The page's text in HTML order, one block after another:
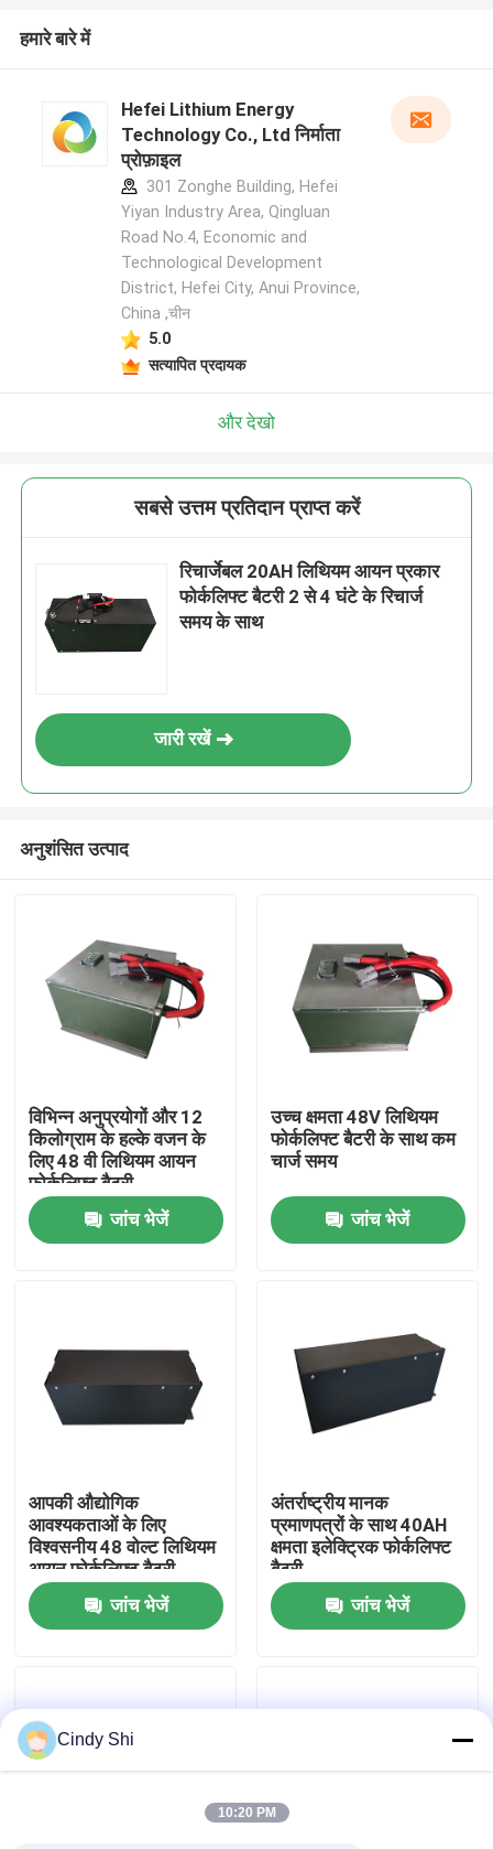
हमारे बारे में
कारखाना भ्रमण
गुणवत्ता नियंत्रण
एक उद्धरण का अनुरोध करें
फोर्कलिफ्ट लिथियम बैटरी
48 वोल्ट लिथियम आयन फोर्कलिफ्ट बैटरी
हमारे बारे में
Hefei Lithium Energy
Technology Co., Ltd निर्माता
प्रोफ़ाइल
301 Zonghe Building, Hefei
Yiyan Industry Area, Qingluan
Road No.4, Economic and
Technological Development
District, Hefei City, Anui Province,
China ,चीन
5.0
सत्यापित प्रदायक
और देखो
सबसे उत्तम प्रतिदान प्राप्त करें
रिचार्जेबल 20AH लिथियम आयन प्रकार
फोर्कलिफ्ट बैटरी 2 से 4 घंटे के रिचार्ज
समय के साथ
जारी रखें
अनुशंसित उत्पाद
विभिन्न अनुप्रयोगों और 12
किलोग्राम के हल्के वजन के
लिए 48 वी लिथियम आयन
फोर्कलिफ्ट बैटरी
जांच भेजें
उच्च क्षमता 48V लिथियम
फोर्कलिफ्ट बैटरी के साथ कम
चार्ज समय
जांच भेजें
आपकी औद्योगिक
आवश्यकताओं के लिए
विश्वसनीय 48 वोल्ट लिथियम
आयन फोर्कलिफ्ट बैटरी
जांच भेजें
अंतर्राष्ट्रीय मानक
प्रमाणपत्रों के साथ 40AH
क्षमता इलेक्ट्रिक फोर्कलिफ्ट
बैटरी
जांच भेजें
Cindy Shi
10:20 PM